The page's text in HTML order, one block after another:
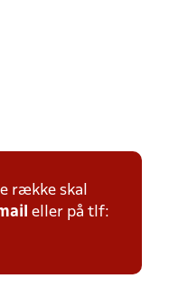
række skal
eller på tlf: